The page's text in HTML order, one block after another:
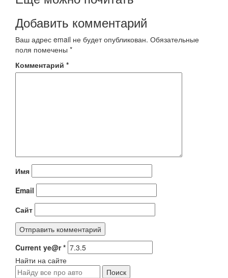
Добавить комментарий
Ваш адрес email не будет опубликован. Обязательные
поля помечены *
Комментарий *
Имя
Email
Сайт
Current ye@r*
Найти на сайте